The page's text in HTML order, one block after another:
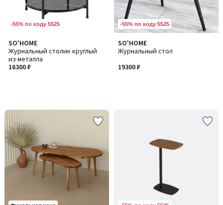
-55% по коду 5525
SO'HOME
Журнальный столик круглый
из металла
16300 ₽
-55% по коду 5525
SO'HOME
Журнальный стол
19300 ₽